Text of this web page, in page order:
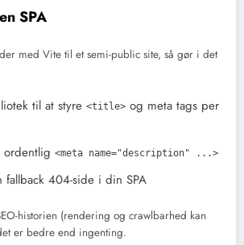
SPA
med Vite til et semi-public site, så gør i det
til at styre <title> og meta tags per
ordentlig <meta name="description" ...>
fallback 404-side i din SPA
historien (rendering og crawlbarhed kan
er bedre end ingenting.